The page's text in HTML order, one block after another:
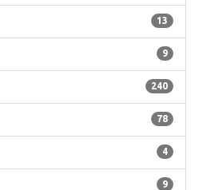
13
9
240
78
4
9